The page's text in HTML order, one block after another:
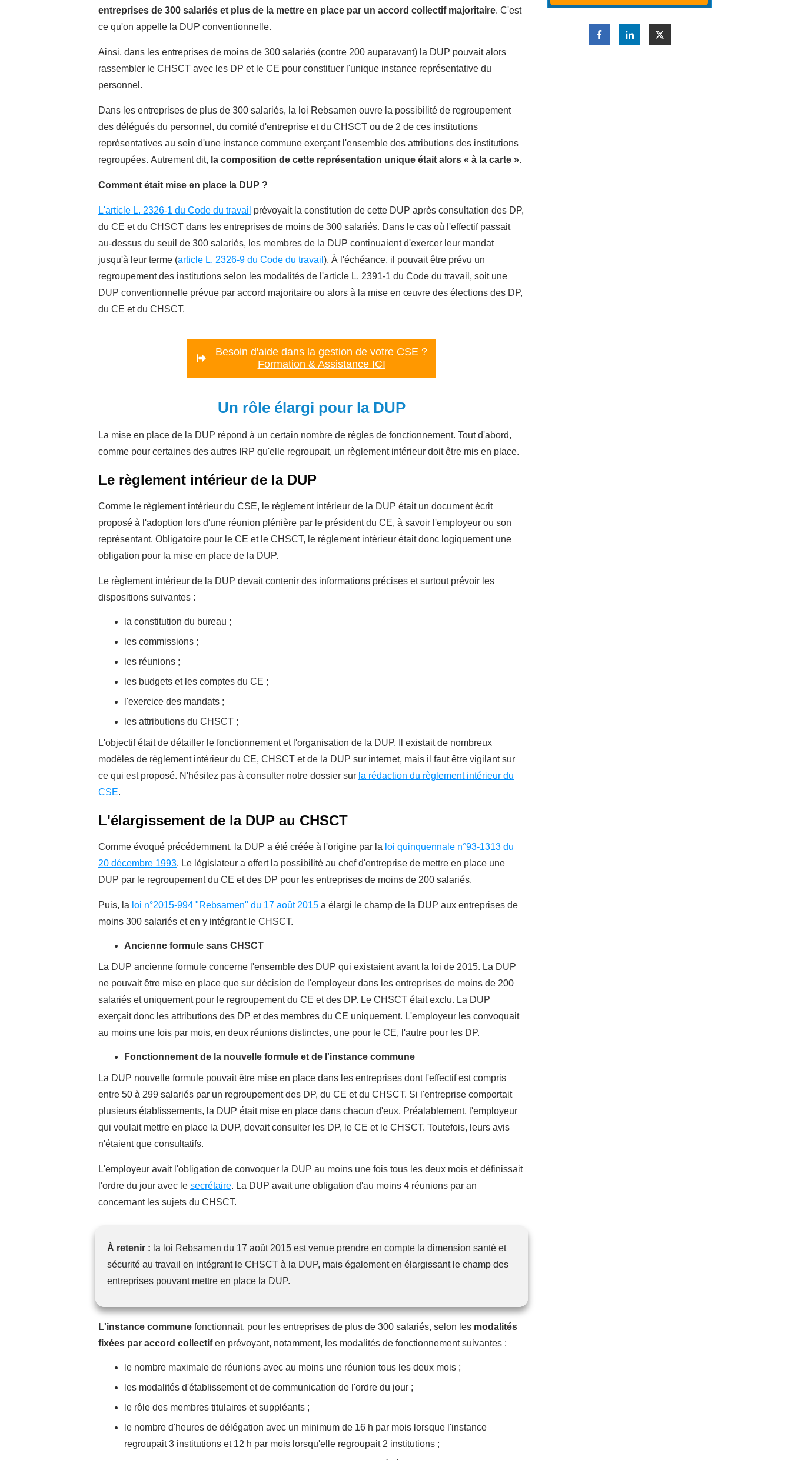
entreprises de 300 salariés et plus de la mettre en place par un accord collectif majoritaire. C'est
ce qu'on appelle la DUP conventionnelle.
Ainsi, dans les entreprises de moins de 300 salariés (contre 200 auparavant) la DUP pouvait alors
rassembler le CHSCT avec les DP et le CE pour constituer l'unique instance représentative du
personnel.
Dans les entreprises de plus de 300 salariés, la loi Rebsamen ouvre la possibilité de regroupement
des délégués du personnel, du comité d'entreprise et du CHSCT ou de 2 de ces institutions
représentatives au sein d'une instance commune exerçant l'ensemble des attributions des institutions
regroupées. Autrement dit, la composition de cette représentation unique était alors « à la carte ».
Comment était mise en place la DUP ?
L'article L. 2326-1 du Code du travail prévoyait la constitution de cette DUP après consultation des DP,
du CE et du CHSCT dans les entreprises de moins de 300 salariés. Dans le cas où l'effectif passait
au-dessus du seuil de 300 salariés, les membres de la DUP continuaient d'exercer leur mandat
jusqu'à leur terme (article L. 2326-9 du Code du travail ). À l'échéance, il pouvait être prévu un
regroupement des institutions selon les modalités de l'article L. 2391-1 du Code du travail, soit une
DUP conventionnelle prévue par accord majoritaire ou alors à la mise en œuvre des élections des DP,
du CE et du CHSCT.
Besoin d'aide dans la gestion de votre CSE ?
Formation & Assistance ICI
Un rôle élargi pour la DUP
La mise en place de la DUP répond à un certain nombre de règles de fonctionnement. Tout d'abord,
comme pour certaines des autres IRP qu'elle regroupait, un règlement intérieur doit être mis en place.
Le règlement intérieur de la DUP
Comme le règlement intérieur du CSE, le règlement intérieur de la DUP était un document écrit
proposé à l'adoption lors d'une réunion plénière par le président du CE, à savoir l'employeur ou son
représentant. Obligatoire pour le CE et le CHSCT, le règlement intérieur était donc logiquement une
obligation pour la mise en place de la DUP.
Le règlement intérieur de la DUP devait contenir des informations précises et surtout prévoir les
dispositions suivantes :
la constitution du bureau ;
les commissions ;
les réunions ;
les budgets et les comptes du CE ;
l'exercice des mandats ;
les attributions du CHSCT ;
L'objectif était de détailler le fonctionnement et l'organisation de la DUP.
Il existait de nombreux
modèles de règlement intérieur du CE, CHSCT et de la DUP sur internet, mais il faut être vigilant sur
ce qui est proposé. N'hésitez pas à consulter notre dossier sur la rédaction du règlement intérieur du
CSE.
L'élargissement de la DUP au CHSCT
Comme évoqué précédemment, la DUP a été créée à l'origine par la loi quinquennale n°93-1313 du
20 décembre 1993. Le législateur a offert la possibilité au chef d'entreprise de mettre en place une
DUP par le regroupement du CE et des DP pour les entreprises de moins de 200 salariés.
Puis, la loi n°2015-994 "Rebsamen" du 17 août 2015 a élargi le champ de la DUP aux entreprises de
moins 300 salariés et en y intégrant le CHSCT.
Ancienne formule sans CHSCT
La DUP ancienne formule concerne l'ensemble des DUP qui existaient avant la loi de 2015. La DUP
ne pouvait être mise en place que sur décision de l'employeur dans les entreprises de moins de 200
salariés et uniquement pour le regroupement du CE et des DP. Le CHSCT était exclu. La DUP
exerçait donc les attributions des DP et des membres du CE uniquement. L'employeur les convoquait
au moins une fois par mois, en deux réunions distinctes, une pour le CE, l'autre pour les DP.
Fonctionnement de la nouvelle formule et de l'instance commune
La DUP nouvelle formule pouvait être mise en place dans les entreprises dont l'effectif est compris
entre 50 à 299 salariés par un regroupement des DP, du CE et du CHSCT. Si l'entreprise comportait
plusieurs établissements, la DUP était mise en place dans chacun d'eux. Préalablement, l'employeur
qui voulait mettre en place la DUP, devait consulter les DP, le CE et le CHSCT. Toutefois, leurs avis
n'étaient que consultatifs.
L'employeur avait l'obligation de convoquer la DUP au moins une fois tous les deux mois et définissait
l'ordre du jour avec le secrétaire. La DUP avait une obligation d'au moins 4 réunions par an
concernant les sujets du CHSCT.
À retenir : la loi Rebsamen du 17 août 2015 est venue prendre en compte la dimension santé et
sécurité au travail en intégrant le CHSCT à la DUP, mais également en élargissant le champ des
entreprises pouvant mettre en place la DUP.
L'instance commune fonctionnait, pour les entreprises de plus de 300 salariés, selon les modalités
fixées par accord collectifen prévoyant, notamment, les modalités de fonctionnement suivantes :
le nombre maximale de réunions avec au moins une réunion tous les deux mois ;
les modalités d'établissement et de communication de l'ordre du jour ;
le rôle des membres titulaires et suppléants ;
le nombre d'heures de délégation avec un minimum de 16 h par mois lorsque l'instance
regroupait 3 institutions et 12 h par mois lorsqu'elle regroupait 2 institutions ;